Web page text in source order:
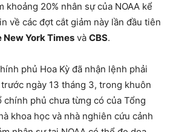
khoảng 20% nhân sự của NOAA kể
về các đợt cắt giảm này lần đầu tiên
New York Times và CBS.
phủ Hoa Kỳ đã nhận lệnh phải
ngày 13 tháng 3, trong khuôn
phủ chưa từng có của Tổng
khoa học và nhà nghiên cứu cảnh